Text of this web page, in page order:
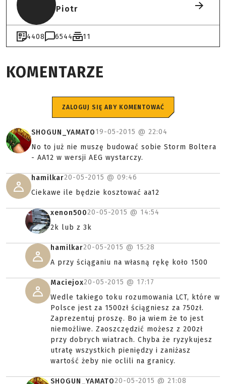
Piotr
4408 6544 11
KOMENTARZE
ZALOGUJ SIĘ ABY KOMENTOWAĆ
SHOGUN_YAMATO19-05-2015 @ 22:04
No to już nie muszę budować sobie Storm Boltera
- AA12 w wersji AEG wystarczy.
hamilkar20-05-2015 @ 09:46
Ciekawe ile będzie kosztować aa12
xenon50020-05-2015 @ 14:54
2k lub z 3k
hamilkar20-05-2015 @ 15:28
A przy ściąganiu na własną rękę koło 1500
Maciejox20-05-2015 @ 17:17
Wedle takiego toku rozumowania LCT, które w
Polsce jest za 1500zł ściągniesz za 750zł.
Zaprezentuj proszę. Bo ja wiem że to jest
niemożliwe. Zaoszczędzić możesz z 200zł
przy dobrych wiatrach. Chyba że ryzykujesz
utratę wszystkich pieniędzy i zaniżasz
wartość żeby nie oclili na granicy.
SHOGUN_YAMATO20-05-2015 @ 21:08